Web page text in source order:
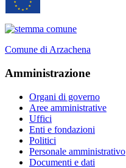
Comune di Arzachena
Amministrazione
Organi di governo
Aree amministrative
Uffici
Enti e fondazioni
Politici
Personale amministrativo
Documenti e dati